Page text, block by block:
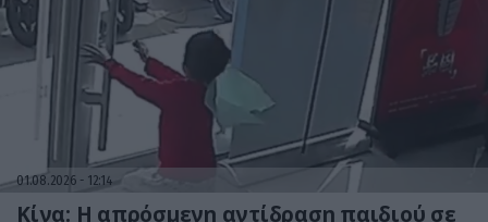
01.08.2026 12:14
Κίνα: Η απρόσμενη αντίδραση παιδιού σε